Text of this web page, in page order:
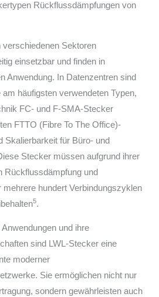
Rückflussdämpfungen von
Sektoren
einsetzbar und finden in
Anwendung. In Datenzentren sind
häufigsten verwendeten Typen,
FC- und F-SMA-Stecker
FTTO (Fibre To The Office)-
Skalierbarkeit für Büro- und
Stecker müssen aufgrund ihrer
Rückflussdämpfung und
mehrere hundert Verbindungszyklen
5.
und ihre
sind LWL-Stecker eine
moderner
Sie ermöglichen nicht nur
sondern gewährleisten auch